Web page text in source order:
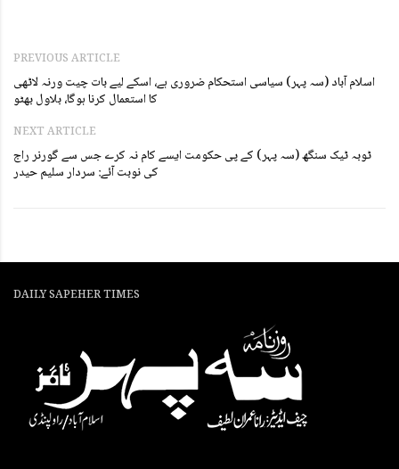
PREVIOUS ARTICLE
اسلام آباد (سہ پہر) سیاسی استحکام ضروری ہے، اسکے لیے بات چیت ورنہ لاٹھی
کا استعمال کرنا ہوگا، بلاول بھٹو
NEXT ARTICLE
ٹوبہ ٹیک سنگھ (سہ پہر) کے پی حکومت ایسے کام نہ کرے جس سے گورنر راج
کی نوبت آئے: سردار سلیم حیدر
DAILY SAPEHER TIMES